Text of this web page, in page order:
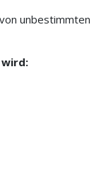
unbestimmten